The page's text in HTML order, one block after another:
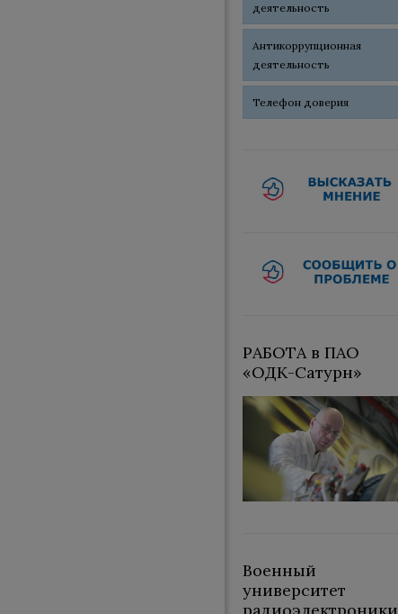
деятельность
Антикоррупционная
деятельность
Телефон доверия
РАБОТА в ПАО
«ОДК-Сатурн»
Военный
университет